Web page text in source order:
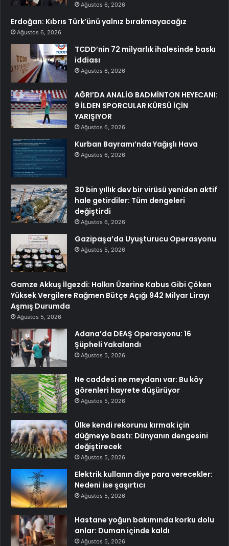
Ağustos 6, 2026
Erdoğan: Kıbrıs Türk’ünü yalnız bırakmayacağız
Ağustos 6, 2026
TCDD’nin 72 milyarlık ihalesinde baskı
iddiası
Ağustos 6, 2026
AĞRI’DA ANALİG BADMİNTON HEYECANI:
9 İLDEN SPORCULAR KÜRSÜ İÇİN
YARIŞIYOR
Ağustos 6, 2026
Kurban Bayramı’nda Yağışlı Hava
Ağustos 6, 2026
30 bin yıllık dev bir virüsü yeniden aktif
hale getirdiler: Tüm dengeleri
değiştirdi
Ağustos 6, 2026
Gazipaşa’da Uyuşturucu Operasyonu
Ağustos 5, 2026
Gamze Akkuş İlgezdi: Halkın Üzerine Kabus Gibi Çöken
Yüksek Vergilere Rağmen Bütçe Açığı 942 Milyar Lirayı
Aşmış Durumda
Ağustos 5, 2026
Adana’da DEAŞ Operasyonu: 16
Şüpheli Yakalandı
Ağustos 5, 2026
Ne caddesi ne meydanı var: Bu köy
görenleri hayrete düşürüyor
Ağustos 5, 2026
Ülke kendi rekorunu kırmak için
düğmeye bastı: Dünyanın dengesini
değiştirecek
Ağustos 5, 2026
Elektrik kullanın diye para verecekler:
Nedeni ise şaşırtıcı
Ağustos 5, 2026
Hastane yoğun bakımında korku dolu
anlar: Duman içinde kaldı
Ağustos 5, 2026